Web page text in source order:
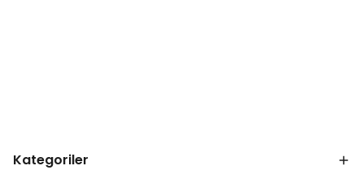
Kategoriler